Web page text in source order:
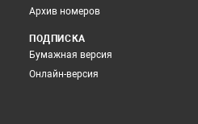
Архив номеров
ПОДПИСКА
Бумажная версия
Онлайн-версия